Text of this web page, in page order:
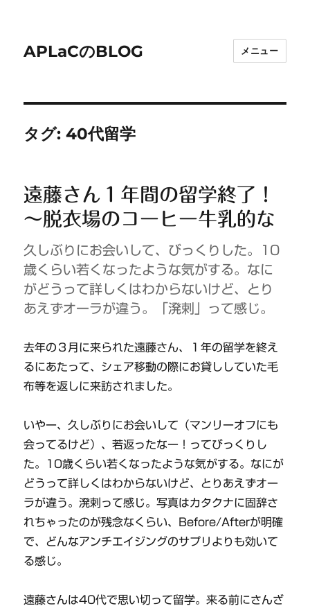
APLaCのBLOG メニュー
タグ:40代留学
遠藤さん１年間の留学終了！
～脱衣場のコーヒー牛乳的な
久しぶりにお会いして、びっくりした。10
歳くらい若くなったような気がする。なに
がどうって詳しくはわからないけど、とり
あえずオーラが違う。「溌剌」って感じ。
去年の３月に来られた遠藤さん、１年の留学を終え
るにあたって、シェア移動の際にお貸ししていた毛
布等を返しに来訪されました。
いやー、久しぶりにお会いして（マンリーオフにも
会ってるけど）、若返ったなー！ってびっくりし
た。10歳くらい若くなったような気がする。なにが
どうって詳しくはわからないけど、とりあえずオー
ラが違う。溌剌って感じ。写真はカタクナに固辞さ
れちゃったのが残念なくらい、Before/Afterが明確
で、どんなアンチエイジングのサプリよりも効いて
る感じ。
遠藤さんは40代で思い切って留学。来る前にさんざ